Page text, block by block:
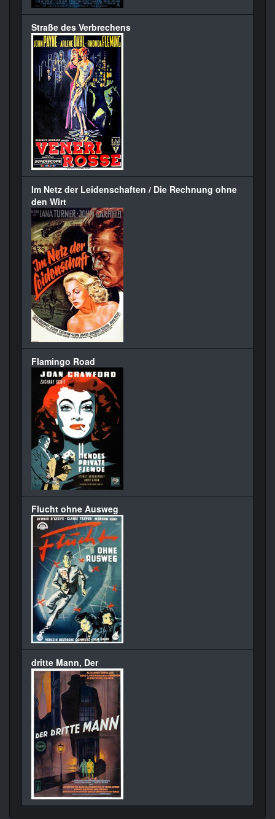
Straße des Verbrechens
Im Netz der Leidenschaften / Die Rechnung ohne
den Wirt
Flamingo Road
Flucht ohne Ausweg
dritte Mann, Der